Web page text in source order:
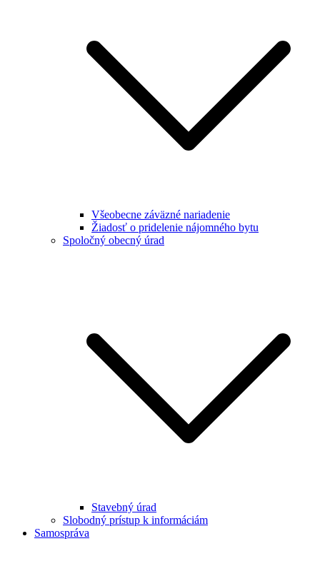
Všeobecne záväzné nariadenie
Žiadosť o pridelenie nájomného bytu
Spoločný obecný úrad
Stavebný úrad
Slobodný prístup k informáciám
Samospráva